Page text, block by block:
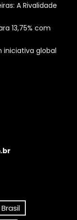
A Rivalidade
13,75% com
iniciativa global
Brasil